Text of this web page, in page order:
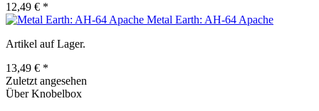
12,49 € *
Metal Earth: AH-64 Apache
Artikel auf Lager.
13,49 € *
Zuletzt angesehen
Über Knobelbox